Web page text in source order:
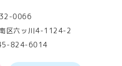
0066
区六ッ川4-1124-2
824-6014